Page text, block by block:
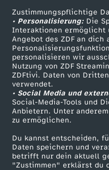
Zustimmungspflichtige
• Personalisierung:Die
Interaktionen ermöglicht
Angebot des ZDF an dich
personalisieren wir
Nutzung von ZDF
ZDFtivi. Daten von
verwendet.
• Social Media und
Social-Media-Tools und
Anbietern. Unter
zu ermöglichen.
Du kannst entscheiden,
Daten speichern und
betrifft nur dein aktuell
"Zustimmen" erklärst du
Livestreams
Sendungen A-Z
TV-Programm
ZDF Unternehmen
Karriere
ZDF goes Schule
Werbefernsehen